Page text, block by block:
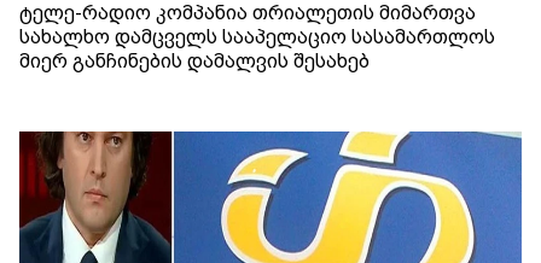
ტელე-რადიო კომპანია თრიალეთის მიმართვა
სახალხო დამცველს სააპელაციო სასამართლოს
მიერ განჩინების დამალვის შესახებ